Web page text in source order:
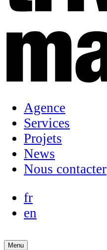
Agence
Services
Projets
News
Nous contacter
fr
en
Menu